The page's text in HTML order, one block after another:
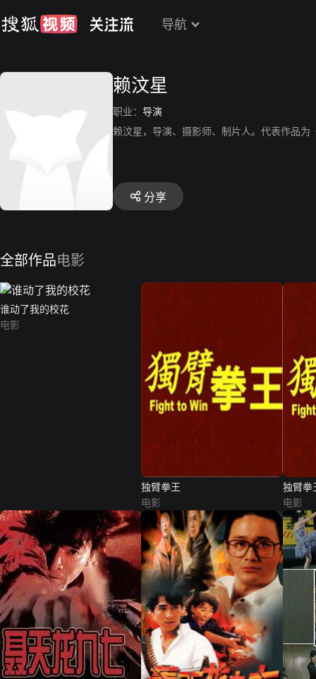
导航
赖汶星
职业： 导演
赖汶星，导演、摄影师、制片人。代表作品
分享
全部作品电影
谁动了我的校花
电影
独臂拳王
电影
独臂拳
电影